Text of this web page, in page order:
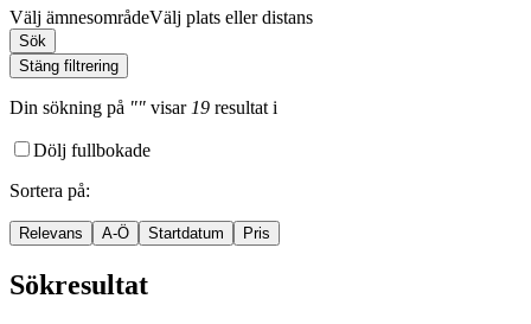
Välj ämnesområdeVälj plats eller distans
Sök
Stäng filtrering
Din sökning på "" visar 19 resultat i
Dölj fullbokade
Sortera på:
Relevans A-Ö Startdatum Pris
Sökresultat